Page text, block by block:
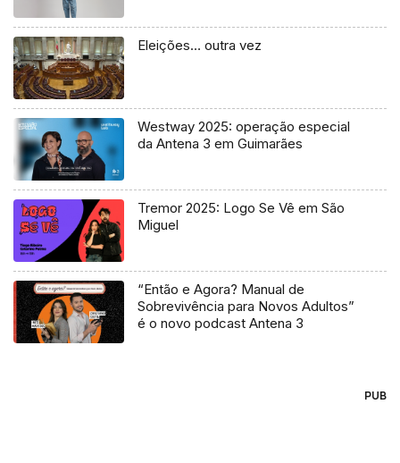
Eleições… outra vez
Westway 2025: operação especial
da Antena 3 em Guimarães
Tremor 2025: Logo Se Vê em São
Miguel
“Então e Agora? Manual de
Sobrevivência para Novos Adultos”
é o novo podcast Antena 3
PUB